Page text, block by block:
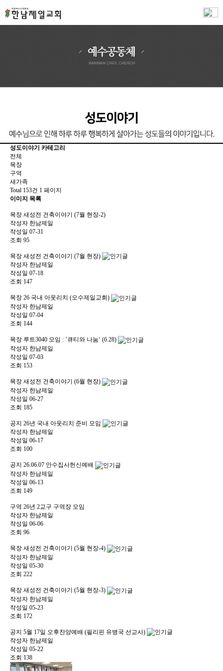
성도이야기 카테고리
전체
목장
구역
새가족
Total 153건 1 페이지
이미지 목록
목장 새성전 건축이야기 (7월 현장-2)
작성자 한남제일
작성일 07-31
조회 95
목장 새성전 건축이야기 (7월 현장)
작성자 한남제일
작성일 07-18
조회 147
목장 26 국내 아웃리치 (오수제일교회)
작성자 한남제일
작성일 07-04
조회 144
목장 루트3040 모임 : ’큐티와 나눔‘ (6.28)
작성자 한남제일
작성일 07-03
조회 153
목장 새성전 건축이야기 (6월 현장)
작성자 한남제일
작성일 06-27
조회 185
공지 26년 국내 아웃리치 준비 모임
작성자 한남제일
작성일 06-17
조회 100
공지 26.06.07 안수집사헌신예배
작성자 한남제일
작성일 06-13
조회 149
구역 26년 2교구 구역장 모임
작성자 한남제일
작성일 06-06
조회 96
목장 새성전 건축이야기 (5월 현장-4)
작성자 한남제일
작성일 05-30
조회 222
목장 새성전 건축이야기 (5월 현장-3)
작성자 한남제일
작성일 05-23
조회 172
공지 5월 17일 오후찬양예배 (필리핀 유병국 선교사)
작성자 한남제일
작성일 05-22
조회 138